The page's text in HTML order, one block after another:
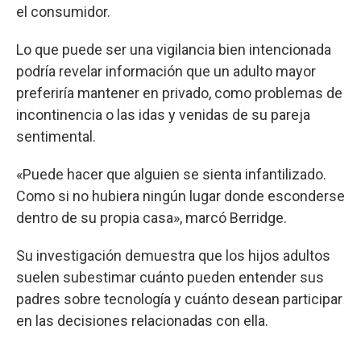
el consumidor.
Lo que puede ser una vigilancia bien intencionada
podría revelar información que un adulto mayor
preferiría mantener en privado, como problemas de
incontinencia o las idas y venidas de su pareja
sentimental.
«Puede hacer que alguien se sienta infantilizado.
Como si no hubiera ningún lugar donde esconderse
dentro de su propia casa», marcó Berridge.
Su investigación demuestra que los hijos adultos
suelen subestimar cuánto pueden entender sus
padres sobre tecnología y cuánto desean participar
en las decisiones relacionadas con ella.